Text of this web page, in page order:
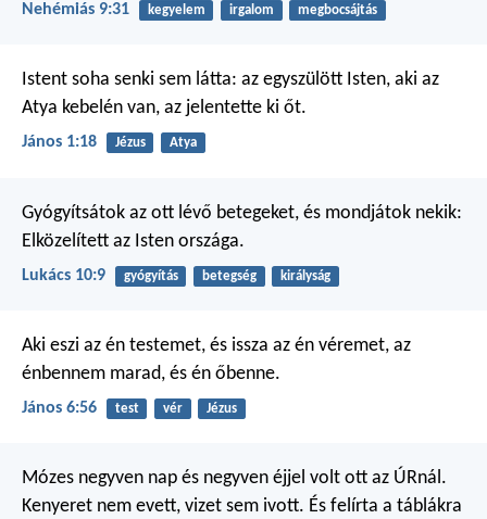
Nehémiás 9:31 kegyelem irgalom megbocsájtás
Istent soha senki sem látta: az egyszülött Isten, aki az
Atya kebelén van, az jelentette ki őt.
János 1:18 Jézus Atya
Gyógyítsátok az ott lévő betegeket, és mondjátok nekik:
Elközelített az Isten országa.
Lukács 10:9 gyógyítás betegség királyság
Aki eszi az én testemet, és issza az én véremet, az
énbennem marad, és én őbenne.
János 6:56 test vér Jézus
Mózes negyven nap és negyven éjjel volt ott az ÚRnál.
Kenyeret nem evett, vizet sem ivott. És felírta a táblákra